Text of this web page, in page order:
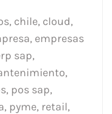
, chile, cloud,
, empresas
sap,
,
, pos sap,
, pyme, retail,